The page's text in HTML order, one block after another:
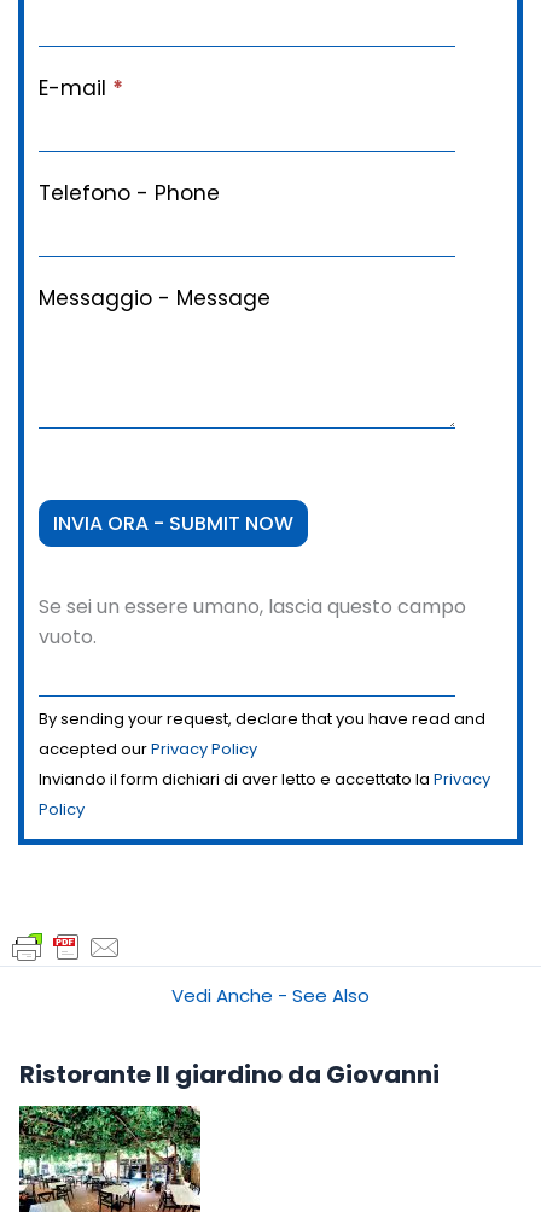
E-mail *
Telefono - Phone
Messaggio - Message
Se sei un essere umano, lascia questo campo
vuoto.
By sending your request, declare that you have read and
accepted ourPrivacy Policy
Inviando il form dichiari di aver letto e accettato la Privacy
Policy
Vedi Anche - See Also
Ristorante Il giardino da Giovanni